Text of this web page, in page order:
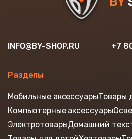
INFO@BY-SHOP.RU +7
Разделы
Мобильные аксессуарыТовары
Компьютерные аксессуары
ЭлектротоварыДомашний